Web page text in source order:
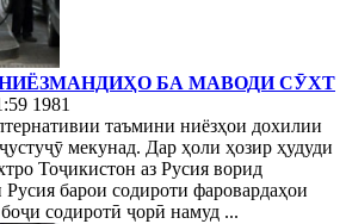
БА МАВОДИ СӮХТ
1981
таъмини ниёзҳои дохилии
мекунад. Дар ҳоли ҳозир ҳудуди
Тоҷикистон аз Русия ворид
барои содироти фаровардаҳои
содиротӣ ҷорӣ намуд ...